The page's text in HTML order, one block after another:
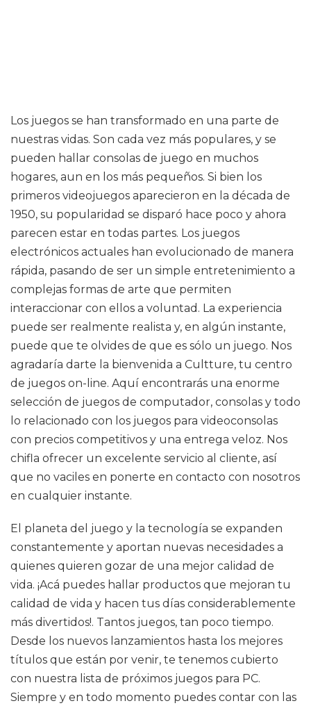
Los juegos se han transformado en una parte de
nuestras vidas. Son cada vez más populares, y se
pueden hallar consolas de juego en muchos
hogares, aun en los más pequeños. Si bien los
primeros videojuegos aparecieron en la década de
1950, su popularidad se disparó hace poco y ahora
parecen estar en todas partes. Los juegos
electrónicos actuales han evolucionado de manera
rápida, pasando de ser un simple entretenimiento a
complejas formas de arte que permiten
interaccionar con ellos a voluntad. La experiencia
puede ser realmente realista y, en algún instante,
puede que te olvides de que es sólo un juego. Nos
agradaría darte la bienvenida a Cultture, tu centro
de juegos on-line. Aquí encontrarás una enorme
selección de juegos de computador, consolas y todo
lo relacionado con los juegos para videoconsolas
con precios competitivos y una entrega veloz. Nos
chifla ofrecer un excelente servicio al cliente, así
que no vaciles en ponerte en contacto con nosotros
en cualquier instante.
El planeta del juego y la tecnología se expanden
constantemente y aportan nuevas necesidades a
quienes quieren gozar de una mejor calidad de
vida. ¡Acá puedes hallar productos que mejoran tu
calidad de vida y hacen tus días considerablemente
más divertidos!. Tantos juegos, tan poco tiempo.
Desde los nuevos lanzamientos hasta los mejores
títulos que están por venir, te tenemos cubierto
con nuestra lista de próximos juegos para PC.
Siempre y en todo momento puedes contar con las